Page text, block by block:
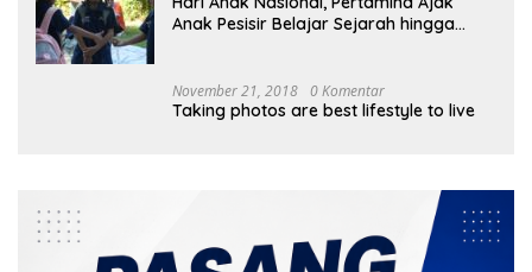
Anak Pesisir Belajar Sejarah hingga
November 21, 2018 0 Komentar
Taking photos are best lifestyle to live